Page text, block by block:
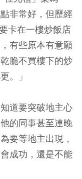
非常好，但歷經
卡在一樓炒飯店
有些原本有意願
脆不買樓下的炒
。」
道要突破地主心
的同事甚至連晚
要等地主出現，
成功，還是不能